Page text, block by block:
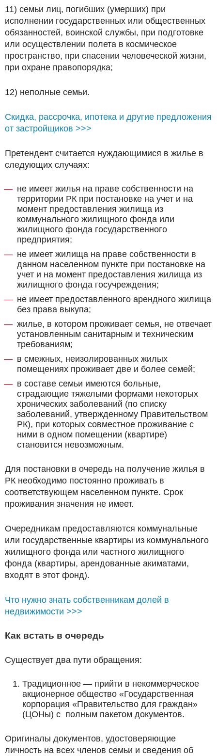
11) семьи лиц, погибших (умерших) при
исполнении государственных или общественных
обязанностей, воинской службы, при подготовке
или осуществлении полета в космическое
пространство, при спасении человеческой жизни,
при охране правопорядка;
12) неполные семьи.
Скидка, рассрочка, ипотека и другие предложения
от застройщиков >>>
Претендент считается нуждающимися в жилье в
следующих случаях:
не имеет жилья на праве собственности на
территории РК при постановке на учет и на
момент предоставления жилища из
коммунального жилищного фонда или
жилищного фонда государственного
предприятия;
не имеет жилища на праве собственности в
данном населенном пункте при постановке на
учет и на момент предоставления жилища из
жилищного фонда госучреждения;
не имеет предоставленного арендного жилища
без права выкупа;
жилье, в котором проживает семья, не отвечает
установленным санитарным и техническим
требованиям;
в смежных, неизолированных жилых
помещениях проживает две и более семей;
в составе семьи имеются больные,
страдающие тяжелыми формами некоторых
хронических заболеваний (по списку
заболеваний, утвержденному Правительством
РК), при которых совместное проживание с
ними в одном помещении (квартире)
становится невозможным.
Для постановки в очередь на получение жилья в
РК необходимо постоянно проживать в
соответствующем населенном пункте. Срок
проживания значения не имеет.
Очередникам предоставляются коммунальные
или государственные квартиры из коммунального
жилищного фонда или частного жилищного
фонда (квартиры, арендованные акиматами,
входят в этот фонд).
Что нужно знать собственникам долей в
недвижимости >>>
Как встать в очередь
Существует два пути обращения:
Традиционное — прийти в некоммерческое
акционерное общество «Государственная
корпорация «Правительство для граждан»
(ЦОНы) с полным пакетом документов.
Оригиналы документов, удостоверяющие
личность на всех членов семьи и сведения об